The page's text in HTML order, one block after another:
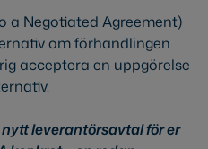
a Negotiated Agreement)
om förhandlingen
acceptera en uppgörelse
leverantörsavtal för er